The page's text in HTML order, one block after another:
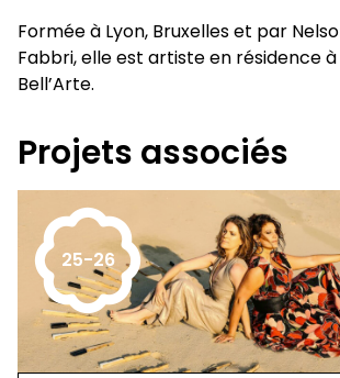
Formée à Lyon, Bruxelles et par
Fabbri, elle est artiste en résidence
Bell’Arte.
Projets associés
25-26